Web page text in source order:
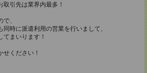
引先は業界内最多！
、
時に派遣利用の営業を行いまして、
てまいります！
せください！